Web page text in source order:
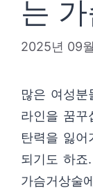
는
2025년 09
많은 여성
라인을 꿈꾸
탄력을 잃어
되기도 하죠
가슴거상술